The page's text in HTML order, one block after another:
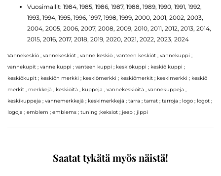
Vuosimallit: 1984, 1985, 1986, 1987, 1988, 1989, 1990, 1991, 1992,
1993, 1994, 1995, 1996, 1997, 1998, 1999, 2000, 2001, 2002, 2003,
2004, 2005, 2006, 2007, 2008, 2009, 2010, 2011, 2012, 2013, 2014,
2015, 2016, 2017, 2018, 2019, 2020, 2021, 2022, 2023, 2024
Vannekeskiö ; vannekeskiöt ; vanne keskiö ; vanteen keskiöt ; vannekuppi ;
vannekupit ; vanne kuppi ; vanteen kuppi ; keskiökuppi ; keskiö kuppi ;
keskiökupit ; keskiön merkki ; keskiömerkki ; keskiömerkit ; keskimerkki ; keskiö
merkit ; merkkejä ; keskiöitä ; kuppeja ; vannekeskiöitä ; vannekuppeja ;
keskikuppeja ; vannemerkkejä ; keskimerkkejä ; tarra ; tarrat ; tarroja ; logo ; logot ;
logoja ; emblem ; emblems ; tuning ;keksiot ; jeep ; jippi
Saatat tykätä myös näistä!